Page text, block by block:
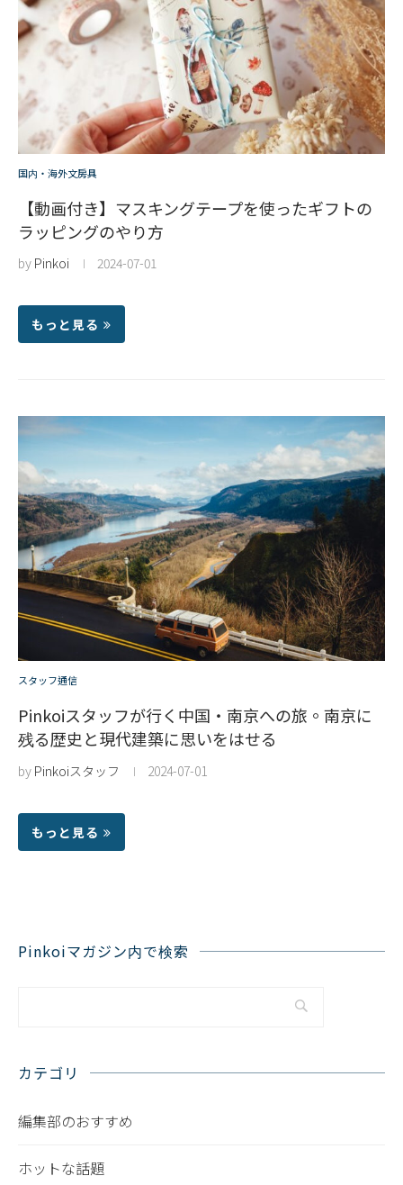
国内・海外文房具
【動画付き】マスキングテープを使ったギフトの
ラッピングのやり方
by Pinkoi 2024-07-01
もっと見る
スタッフ通信
Pinkoiスタッフが行く中国・南京への旅。南京に
残る歴史と現代建築に思いをはせる
by Pinkoiスタッフ 2024-07-01
もっと見る
Pinkoiマガジン内で検索
カテゴリ
編集部のおすすめ
ホットな話題